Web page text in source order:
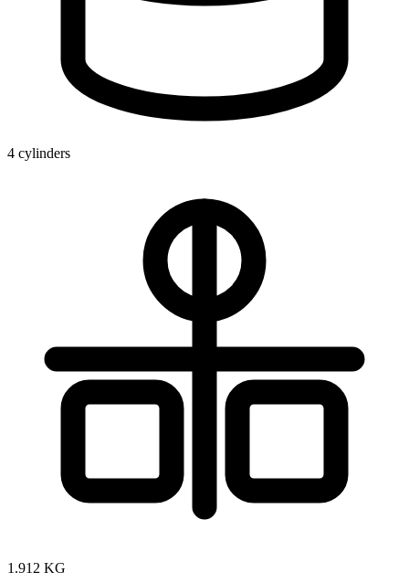
4 cylinders
1.912 KG